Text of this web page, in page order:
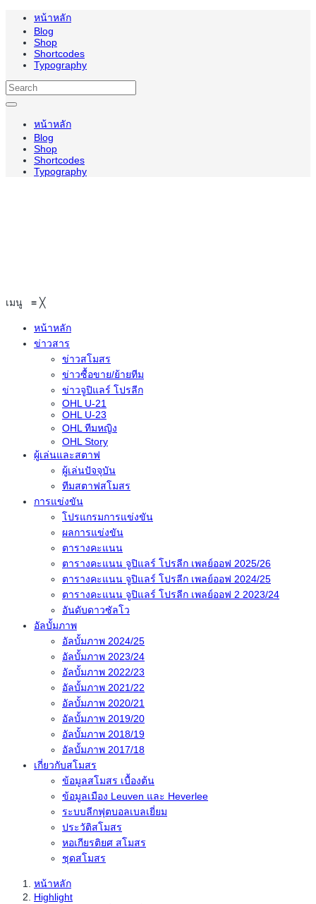
หน้าหลัก
Blog
Shop
Shortcodes
Typography
หน้าหลัก
Blog
Shop
Shortcodes
Typography
เมนู ≡ ╳
หน้าหลัก
ข่าวสาร
ข่าวสโมสร
ข่าวซื้อขาย/ย้ายทีม
ข่าวจูปิแลร์ โปรลีก
OHL U-21
OHL U-23
OHL ทีมหญิง
OHL Story
ผู้เล่นและสตาฟ
ผู้เล่นปัจจุบัน
ทีมสตาฟสโมสร
การแข่งขัน
โปรแกรมการแข่งขัน
ผลการแข่งขัน
ตารางคะแนน
ตารางคะแนน จูปิแลร์ โปรลีก เพลย์ออฟ 2025/26
ตารางคะแนน จูปิแลร์ โปรลีก เพลย์ออฟ 2024/25
ตารางคะแนน จูปิแลร์ โปรลีก เพลย์ออฟ 2 2023/24
อันดับดาวซัลโว
อัลบั้มภาพ
อัลบั้มภาพ 2024/25
อัลบั้มภาพ 2023/24
อัลบั้มภาพ 2022/23
อัลบั้มภาพ 2021/22
อัลบั้มภาพ 2020/21
อัลบั้มภาพ 2019/20
อัลบั้มภาพ 2018/19
อัลบั้มภาพ 2017/18
เกี่ยวกับสโมสร
ข้อมูลสโมสร เบื้องต้น
ข้อมูลเมือง Leuven และ Heverlee
ระบบลีกฟุตบอลเบลเยี่ยม
ประวัติสโมสร
หอเกียรติยศ สโมสร
ชุดสโมสร
หน้าหลัก
Highlight